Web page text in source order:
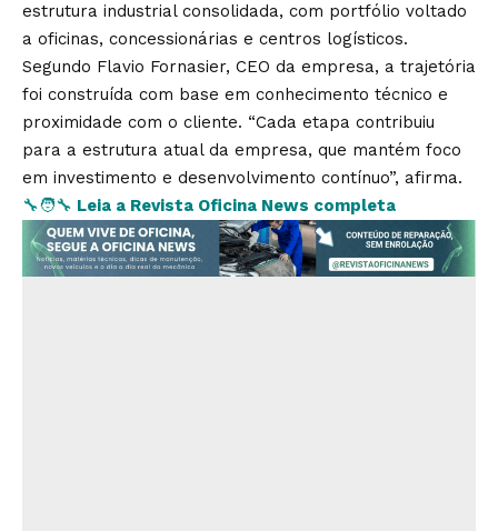
estrutura industrial consolidada, com portfólio voltado
a oficinas, concessionárias e centros logísticos.
Segundo Flavio Fornasier, CEO da empresa, a trajetória
foi construída com base em conhecimento técnico e
proximidade com o cliente. “Cada etapa contribuiu
para a estrutura atual da empresa, que mantém foco
em investimento e desenvolvimento contínuo”, afirma.
🔧🧑‍🔧 Leia a Revista Oficina News completa